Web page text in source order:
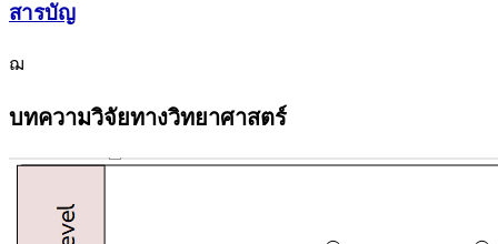
สารบัญ
ฌ
บทความวิจัยทางวิทยาศาสตร์